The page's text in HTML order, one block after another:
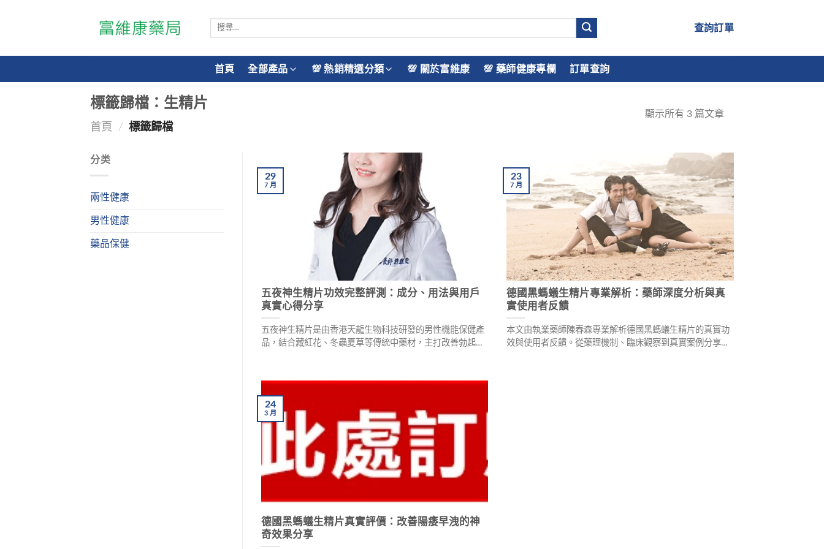
搜
鍵
字:
查詢訂單
首頁 全部產品 💯 熱銷精選分類 💯 關於富維康 💯 藥師健康專欄 訂單查詢
標籤歸檔： 生精片
首頁 / 標籤歸檔
顯示所有 3 篇文章
分类
兩性健康
男性健康
藥品保健
五夜神生精片功效完整評測：成分、用法與用戶
真實心得分享
五夜神生精片是由香港天龍生物科技研發的男性機能保健產
品，結合藏紅花、冬蟲夏草等傳統中藥材，主打改善勃起功
依賴性。本文由執業藥師陳春森為您詳細解析功效與使用方
法。
29
7 月
德國黑螞蟻生精片專業解析：藥師深度分析與真
實使用者反饋
本文由執業藥師陳春森專業解析德國黑螞蟻生精片的真實功
效與使用者反饋。從藥理機制、臨床觀察到真實案例分享，
23
7月
德國黑螞蟻生精片真實評價：改善陽痿早洩的神
奇效果分享
24
3 月